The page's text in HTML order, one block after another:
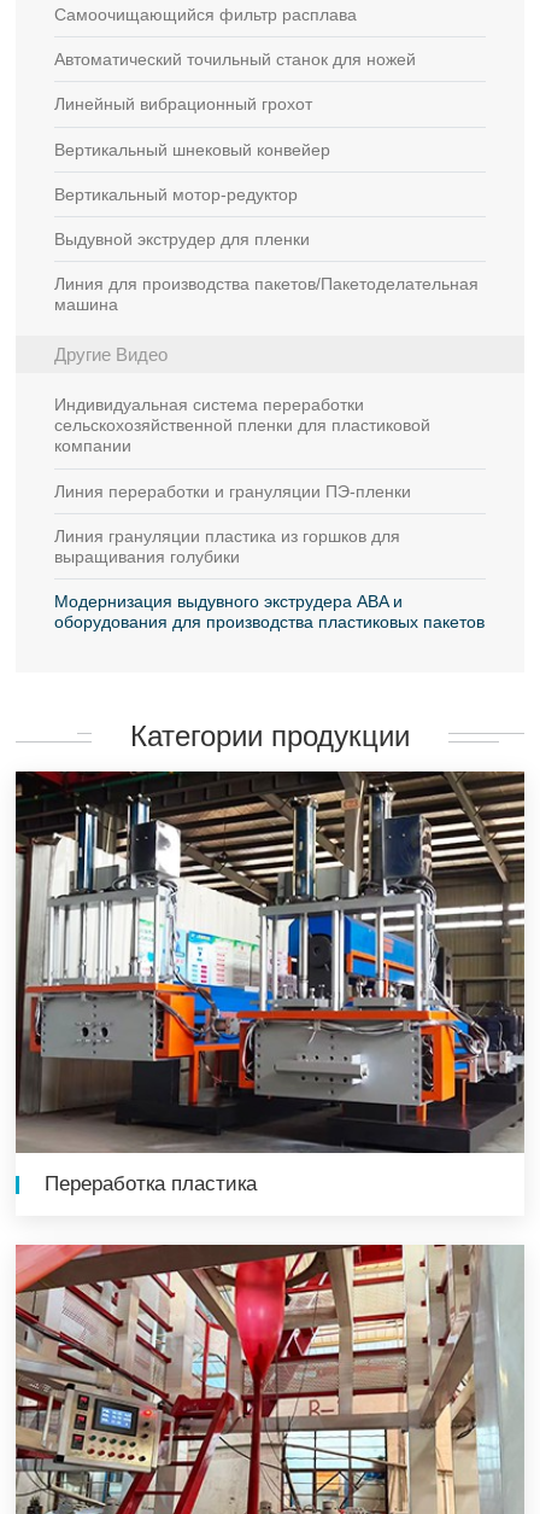
Самоочищающийся фильтр расплава
Автоматический точильный станок для ножей
Линейный вибрационный грохот
Вертикальный шнековый конвейер
Вертикальный мотор-редуктор
Выдувной экструдер для пленки
Линия для производства пакетов/Пакетоделательная
машина
Другие Видео
Индивидуальная система переработки
сельскохозяйственной пленки для пластиковой
компании
Линия переработки и грануляции ПЭ-пленки
Линия грануляции пластика из горшков для
выращивания голубики
Модернизация выдувного экструдера ABA и
оборудования для производства пластиковых пакетов
Категории продукции
Переработка пластика